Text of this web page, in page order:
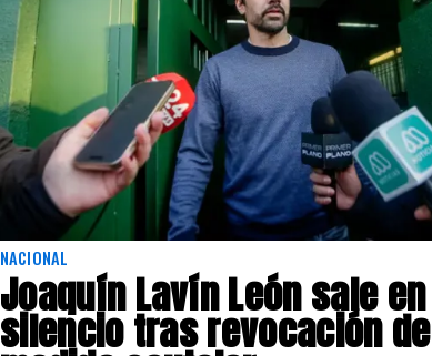
NACIONAL
Joaquín Lavín León sale en
silencio tras revocación de